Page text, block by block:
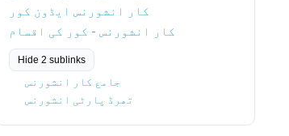
کار انشورنس ایڈون کور
کار انشورنس - کور کی اقسام
Hide 2 sublinks
جامع کار انشورنس
تھرڈ پارٹی انشورنس